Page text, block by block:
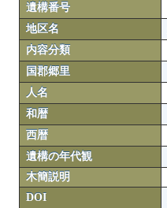
遺構番号
地区名
内容分類
国郡郷里
人名
和暦
西暦
遺構の年代観
木簡説明
DOI